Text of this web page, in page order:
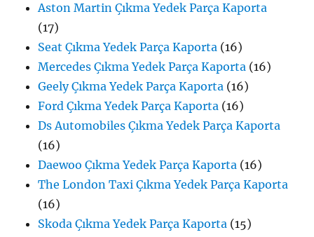
Aston Martin Çıkma Yedek Parça Kaporta
(17)
Seat Çıkma Yedek Parça Kaporta (16)
Mercedes Çıkma Yedek Parça Kaporta (16)
Geely Çıkma Yedek Parça Kaporta (16)
Ford Çıkma Yedek Parça Kaporta (16)
Ds Automobiles Çıkma Yedek Parça Kaporta
(16)
Daewoo Çıkma Yedek Parça Kaporta (16)
The London Taxi Çıkma Yedek Parça Kaporta
(16)
Skoda Çıkma Yedek Parça Kaporta (15)